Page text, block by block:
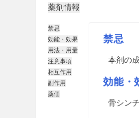
薬剤情報
禁忌
効能・効果
用法・用量
注意事項
相互作用
副作用
薬価
禁忌
本剤の
効能・
骨シン